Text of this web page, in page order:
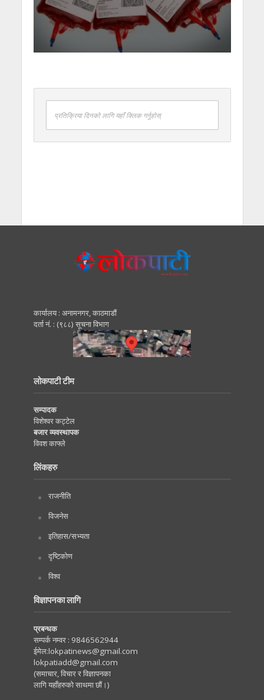
प्रतिक्रिया दिनको लागि यहाँ क्लिक गर्नुहोस्
कार्यालय : अनामनगर, काठमाडाैं
दर्ता नं. : (९८८) सूचना विभाग
लोकपाटी टीम
सम्पादक
विशेश्वर कट्टेल
बजार व्यवस्थापक
विवश काफ्ले
लिंकहरु
राजनीति
विजनेस
इतिहास/सभ्यता
दृष्टिकोण
विश्व
विज्ञापनका लागि
प्रबन्धक
सम्पर्क नम्वर : 9846562944
ईमेल:lokpatinews@gmail.com
lokpatiadd@gmail.com
(समाचार, विचार र विज्ञापनका
लागि यहाँहरुको साथमा छौं।)